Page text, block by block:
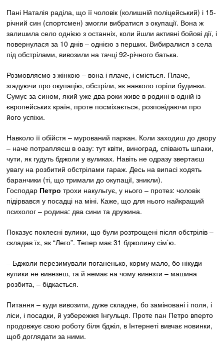
Пані Наталія раділа, що її чоловік (колишній поліцейський) і 15-
річний син (спортсмен) змогли вибратися з окупації. Вона ж
залишила село однією з останніх, коли йшли активні бойові дії, і
повернулася за 10 днів – однією з перших. Вибиралися з села
під обстрілами, вивозили на тачці 92-річного батька.
Розмовляємо з жінкою – вона і плаче, і сміється. Плаче,
згадуючи про окупацію, обстріли, як навколо горіли будинки.
Сумує за сином, який уже два роки живе в родині в одній із
європейських країн, проте посміхається, розповідаючи про
його успіхи.
Навколо її обійстя – мурований паркан. Коли заходиш до двору
– наче потрапляєш в оазу: тут квіти, виноград, співають шпаки,
чути, як гудуть бджоли у вуликах. Навіть не одразу звертаєш
увагу на розбитий обстрілами гараж. Десь на випасі ходять
баранчики (ті, що тримали до окупації, зникли).
Господар Петро трохи накульгує, у нього – протез: чоловік
підірвався у посадці на міні. Каже, що для нього найкращий
психолог – родина: два сини та дружина.
Показує поклеєні вулики, що були розтрощені після обстрілів –
складав їх, як “Лего”. Тепер має 31 бджолину сім’ю.
– Бджоли перезимували поганенько, корму мало, бо нікуди
вулики не вивезеш, та й немає на чому вивезти – машина
розбита, – бідкається.
Питання – куди вивозити, дуже складне, бо заміновані і поля, і
ліси, і посадки, й узбережжя Інгульця. Проте пан Петро вперто
продовжує свою роботу біля бджіл, в Інтернеті вивчає новинки,
щоб доглядати за ними.